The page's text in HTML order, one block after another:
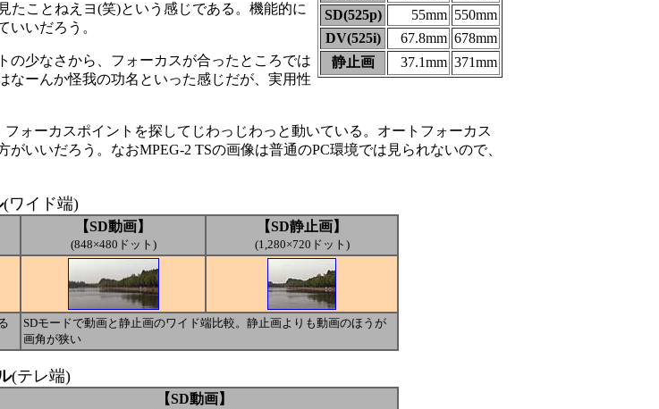
SD(525p)
55mm 550mm
DV(525i)
67.8mm 678mm
静止画
37.1mm 371mm
ことねえヨ(笑)という感じである。機能的に
いだろう。
少なさから、フォーカスが合ったところでは
なーんか怪我の功名といった感じだが、実用性
ォーカスポイントを探してじわっじわっと動いている。オートフォーカス
いいだろう。なおMPEG-2 TSの画像は普通のPC環境では見られないので、
(ワイド端)
【SD動画】
(848×480ドット)
【SD静止画】
(1,280×720ドット)
SDモードで動画と静止画のワイド端比較。静止画よりも動画のほうが
画角が狭い
(テレ端)
【SD動画】